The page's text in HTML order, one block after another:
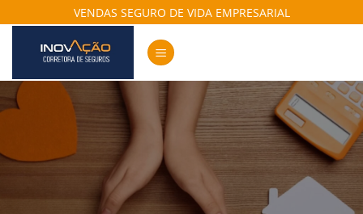
to
content
VENDAS SEGURO DE VIDA EMPRESARIAL